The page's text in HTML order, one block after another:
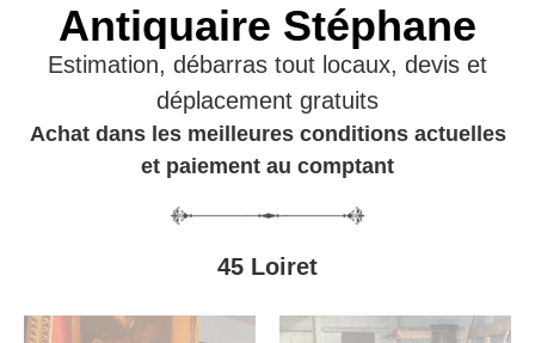
Antiquaire Stéphane
Estimation, débarras tout locaux, devis et
déplacement gratuits
Achat dans les meilleures conditions actuelles
et paiement au comptant
45 Loiret